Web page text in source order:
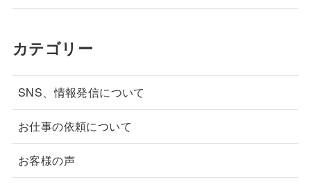
カテゴリー
SNS、情報発信について
お仕事の依頼について
お客様の声